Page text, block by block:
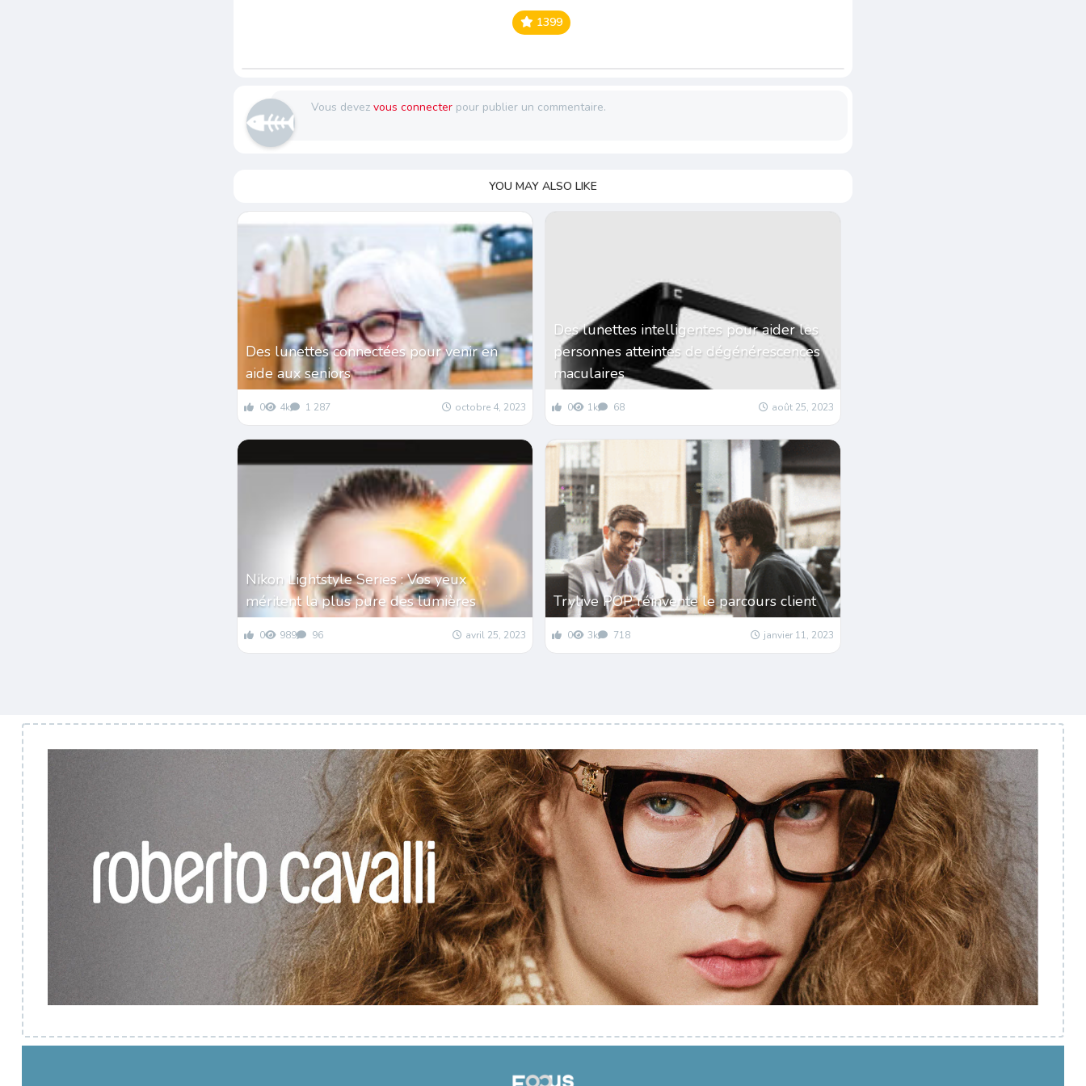
1399
Vous devezvous connecter pour publier un commentaire.
YOU MAY ALSO LIKE
Des lunettes connectées pour venir en
aide aux seniors
0 4k 1 287 octobre 4, 2023
Des lunettes intelligentes pour aider les
personnes atteintes de dégénérescences
maculaires
0 1k 68 août 25, 2023
Nikon Lightstyle Series : Vos yeux
méritent la plus pure des lumières
0 989 96 avril 25, 2023
Trylive POP réinvente le parcours client
0 3k 718 janvier 11, 2023